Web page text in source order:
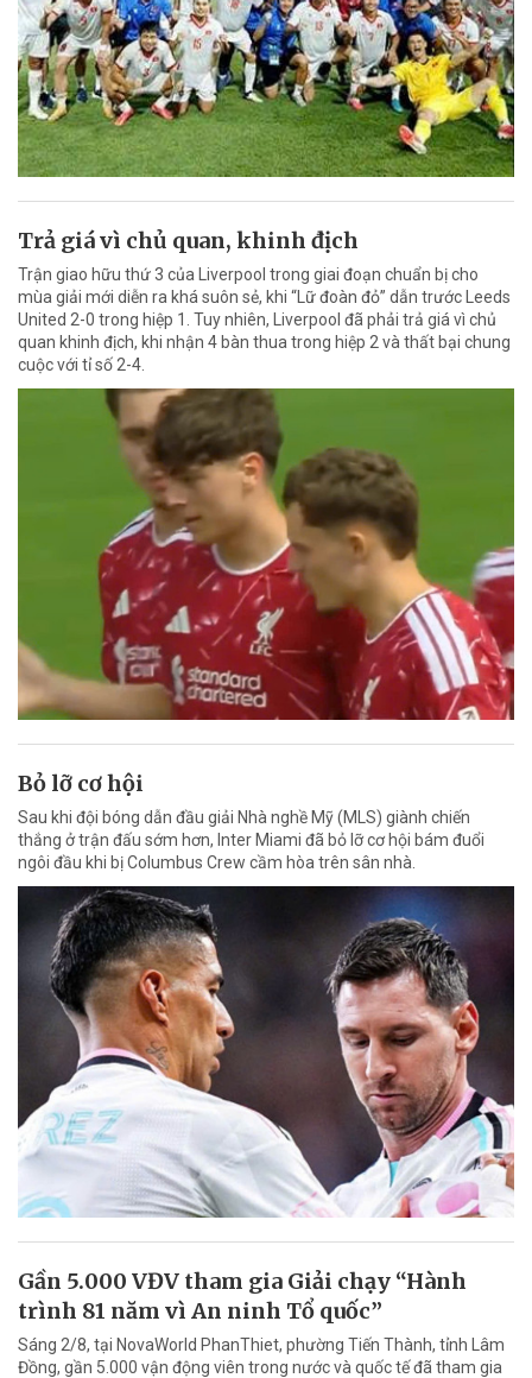
Trả giá vì chủ quan, khinh địch
Trận giao hữu thứ 3 của Liverpool trong giai đoạn chuẩn bị cho
mùa giải mới diễn ra khá suôn sẻ, khi “Lữ đoàn đỏ” dẫn trước Leeds
United 2-0 trong hiệp 1. Tuy nhiên, Liverpool đã phải trả giá vì chủ
quan khinh địch, khi nhận 4 bàn thua trong hiệp 2 và thất bại chung
cuộc với tỉ số 2-4.
Bỏ lỡ cơ hội
Sau khi đội bóng dẫn đầu giải Nhà nghề Mỹ (MLS) giành chiến
thắng ở trận đấu sớm hơn, Inter Miami đã bỏ lỡ cơ hội bám đuổi
ngôi đầu khi bị Columbus Crew cầm hòa trên sân nhà.
Gần 5.000 VĐV tham gia Giải chạy “Hành
trình 81 năm vì An ninh Tổ quốc”
Sáng 2/8, tại NovaWorld PhanThiet, phường Tiến Thành, tỉnh Lâm
Đồng, gần 5.000 vận động viên trong nước và quốc tế đã tham gia